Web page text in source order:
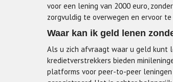
voor een lening van 2000 euro,
zorgvuldig te overwegen en ervoor
Waar kan ik geld lenen
Als u zich afvraagt waar u geld kunt
kredietverstrekkers bieden
platforms voor peer-to-peer